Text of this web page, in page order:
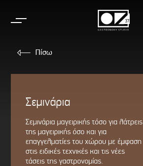
content
Πίσω
Σεμινάρια
Σεμινάρια μαγειρικής τόσο για λάτρεις
της μαγειρικής όσο και για
επαγγελματίες του χώρου με έμφαση
στις ειδικές τεχνικές και τις νέες
τάσεις της γαστρονομίας.